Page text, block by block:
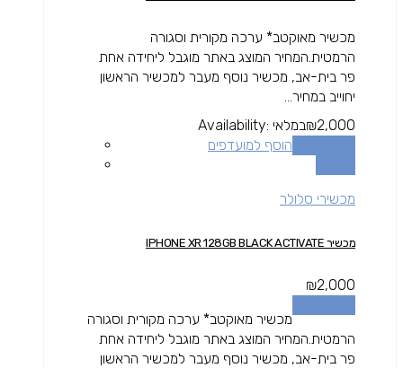
מכשיר מאוקטב* ערכה מקורית וסגורה
הרמטית.המחיר המוצג באתר מוגבל ליחידה אחת
פר בית-אב, מכשיר נוסף מעבר למכשיר הראשון
יחוייב במחיר...
₪2,000
Availability: במלאי
הוסף למועדפים
מכשירי סלולר
מכשיר IPHONE XR 128GB BLACK ACTIVATE
₪2,000
מכשיר מאוקטב* ערכה מקורית וסגורה
הרמטית.המחיר המוצג באתר מוגבל ליחידה אחת
פר בית-אב, מכשיר נוסף מעבר למכשיר הראשון